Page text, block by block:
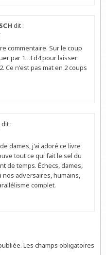
dit :
commentaire. Sur le coup
par 1…Fd4 pour laisser
Ce n'est pas mat en 2 coups
dit :
dames, j'ai adoré ce livre
tout ce qui fait le sel du
de temps. Échecs, dames,
nos adversaires, humains,
complet.
Les champs obligatoires